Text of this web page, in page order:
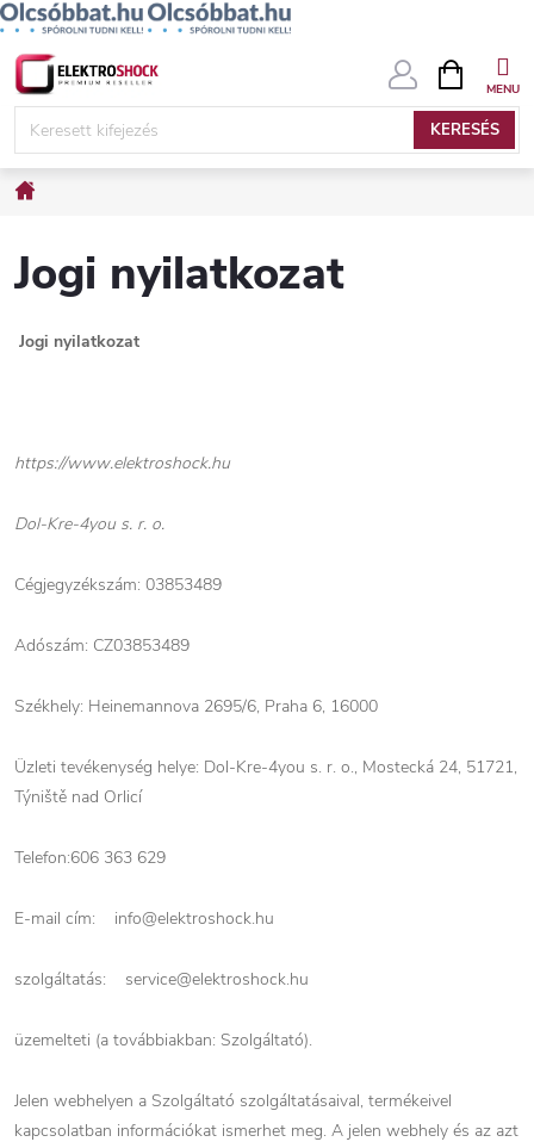
Ugrás
KERESÉS
KOSÁR
Jogi nyilatkozat
Jogi nyilatkozat
https://www.elektroshock.hu
Dol-Kre-4you s. r. o.
Cégjegyzékszám: 03853489
Adószám: CZ03853489
Székhely: Heinemannova 2695/6, Praha 6, 16000
Üzleti tevékenység helye: Dol-Kre-4you s. r. o., Mostecká 24, 51721,
Týniště nad Orlicí
Telefon:606 363 629
E-mail cím: info@elektroshock.hu
szolgáltatás: service@elektroshock.hu
üzemelteti (a továbbiakban: Szolgáltató).
Jelen webhelyen a Szolgáltató szolgáltatásaival, termékeivel
kapcsolatban információkat ismerhet meg. A jelen webhely és az azt